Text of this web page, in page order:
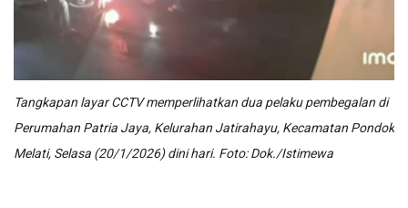
Tangkapan layar CCTV memperlihatkan dua pelaku pembegalan di
Perumahan Patria Jaya, Kelurahan Jatirahayu, Kecamatan Pondok
Melati, Selasa (20/1/2026) dini hari. Foto: Dok./Istimewa